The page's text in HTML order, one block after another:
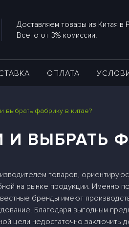
Доставляем товары из Китая в
Всего от 3% комиссии.
ОПЛАТА
выбрать фабрику в китае?
И ВЫБРАТЬ
товаров,
на рынке продукции. Именно
бренды имеют
Благодаря выгодным
цели недостаточно